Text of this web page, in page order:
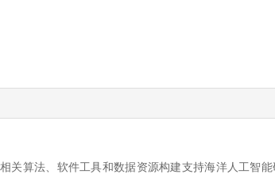
关算法、软件工具和数据资源构建支持海洋人工智